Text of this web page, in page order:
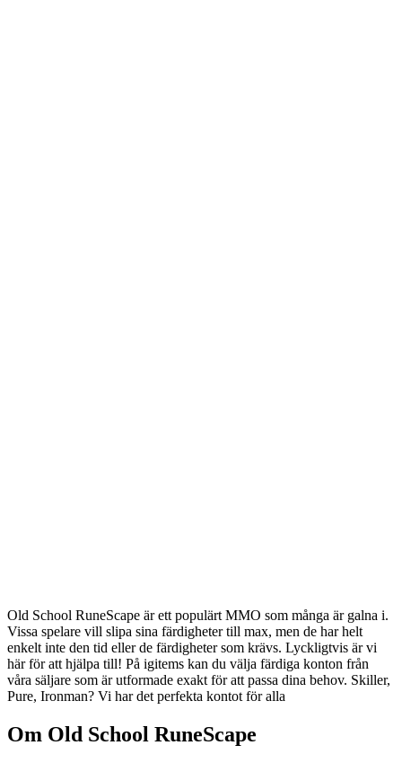
Old School RuneScape är ett populärt MMO som många är galna i.
Vissa spelare vill slipa sina färdigheter till max, men de har helt
enkelt inte den tid eller de färdigheter som krävs. Lyckligtvis är vi
här för att hjälpa till! På igitems kan du välja färdiga konton från
våra säljare som är utformade exakt för att passa dina behov. Skiller,
Pure, Ironman? Vi har det perfekta kontot för alla
Om Old School RuneScape